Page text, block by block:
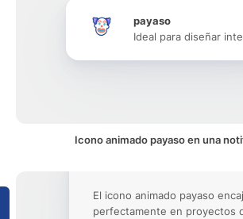
payaso
Ideal para diseñar
Icono animado payaso en una
El icono animado payaso
perfectamente en proyectos